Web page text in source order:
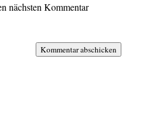
nächsten Kommentar
Kommentar abschicken